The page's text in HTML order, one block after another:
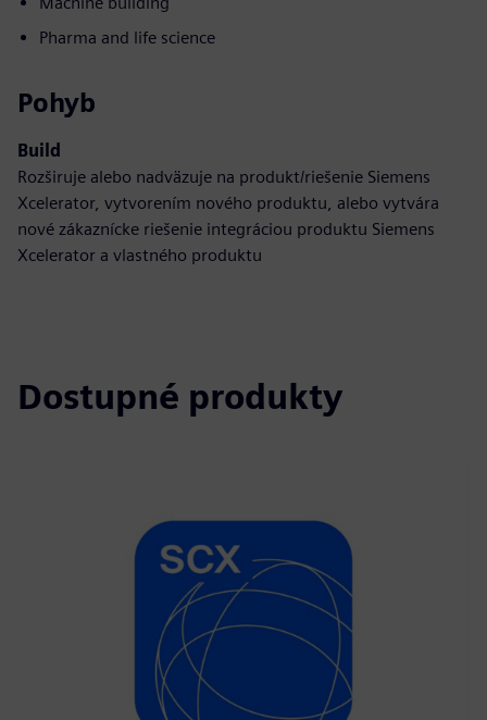
Pharma and life science
Pohyb
Build
Rozširuje alebo nadväzuje na produkt/riešenie Siemens
Xcelerator, vytvorením nového produktu, alebo vytvára
nové zákaznícke riešenie integráciou produktu Siemens
Xcelerator a vlastného produktu
Dostupné produkty